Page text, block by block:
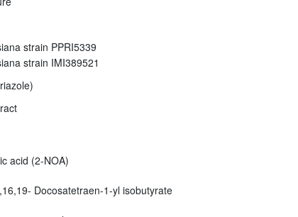
strain PPRI5339
strain IMI389521
acid (2-NOA)
Docosatetraen-1-yl isobutyrate